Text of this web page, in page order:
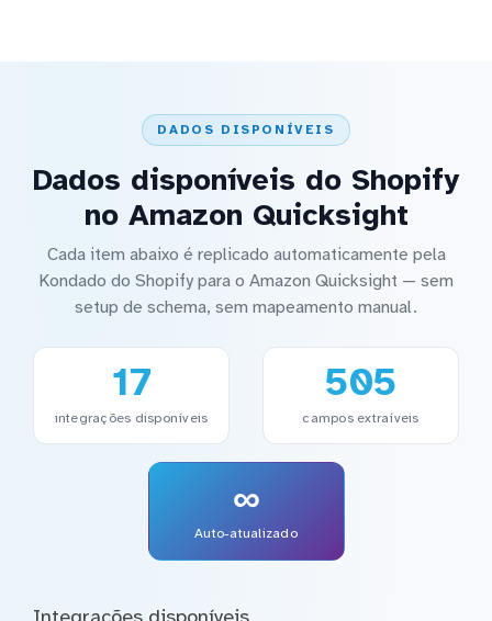
DADOS DISPONÍVEIS
Dados disponíveis do Shopify
no Amazon Quicksight
Cada item abaixo é replicado automaticamente pela
Kondado do Shopify para o Amazon Quicksight — sem
setup de schema, sem mapeamento manual.
17
integrações disponíveis
505
campos extraíveis
∞
Auto-atualizado
Integrações disponíveis